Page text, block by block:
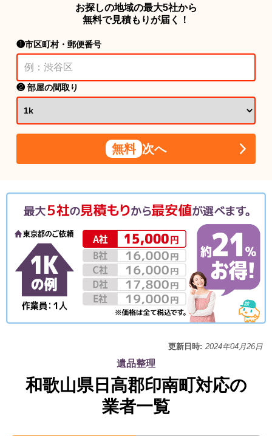
お探しの地域の最大5社から
無料で見積もりが届く！
❶市区町村・郵便番号
❷ 部屋の間取り
無料 次へ
更新日時: 2024年04月26日
遺品整理
和歌山県日高郡印南町対応の
業者一覧